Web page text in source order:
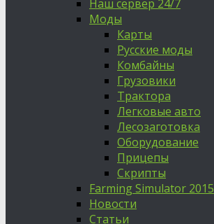
Наш сервер 24/7
Моды
Карты
Русские моды
Комбайны
Грузовики
Трактора
Легковые авто
Лесозаготовка
Оборудование
Прицепы
Скрипты
Farming Simulator 2015
Новости
Статьи